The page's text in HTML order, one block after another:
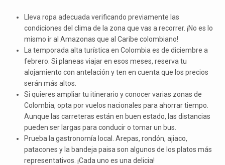
Lleva ropa adecuada verificando previamente las
condiciones del clima de la zona que vas a recorrer. ¡No es lo
mismo ir al Amazonas que al Caribe colombiano!
La temporada alta turística en Colombia es de diciembre a
febrero. Si planeas viajar en esos meses, reserva tu
alojamiento con antelación y ten en cuenta que los precios
serán más altos.
Si quieres ampliar tu itinerario y conocer varias zonas de
Colombia, opta por vuelos nacionales para ahorrar tiempo.
Aunque las carreteras están en buen estado, las distancias
pueden ser largas para conducir o tomar un bus.
Prueba la gastronomía local. Arepas, rondón, ajiaco,
patacones y la bandeja paisa son algunos de los platos más
representativos. ¡Cada uno es una delicia!